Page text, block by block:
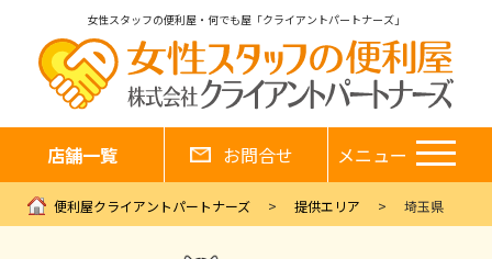
女性スタッフの便利屋・何でも屋「クライアントパートナーズ」
店舗一覧 お問合せ メニュー
便利屋クライアントパートナーズ 提供エリア 埼玉県